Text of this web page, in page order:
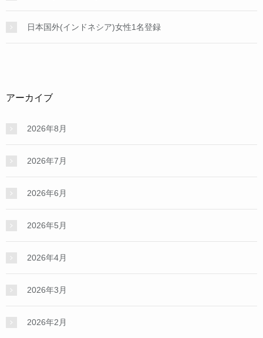
日本国外(インドネシア)女性1名登録
アーカイブ
2026年8月
2026年7月
2026年6月
2026年5月
2026年4月
2026年3月
2026年2月